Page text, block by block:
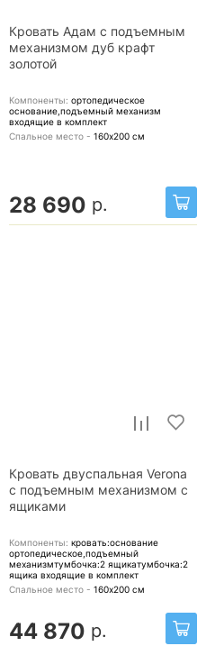
Кровать Адам с подъемным
механизмом дуб крафт
золотой
Компоненты: ортопедическое
основание,подъемный механизм
входящие в комплект
Спальное место - 160х200 см
28 690 р.
Кровать двуспальная Verona
с подъемным механизмом с
ящиками
Компоненты: кровать:основание
ортопедическое,подъемный
механизмтумбочка:2 ящикатумбочка:2
ящика входящие в комплект
Спальное место - 160х200 см
44 870 р.